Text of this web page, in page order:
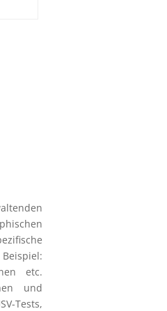
etc.
und
Tests,